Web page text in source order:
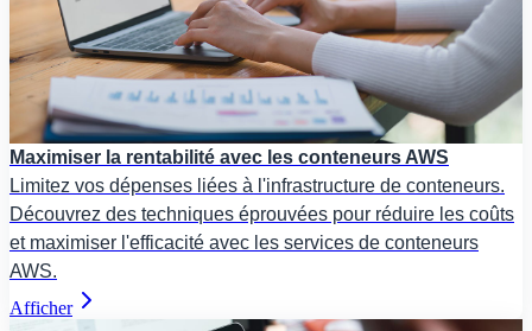
Maximiser la rentabilité avec les conteneurs AWS
Limitez vos dépenses liées à l'infrastructure de conteneurs.
Découvrez des techniques éprouvées pour réduire les coûts
et maximiser l'efficacité avec les services de conteneurs
AWS.
Afficher